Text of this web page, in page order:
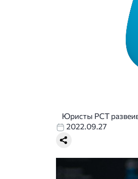
Юристы РСТ
2022.09.27